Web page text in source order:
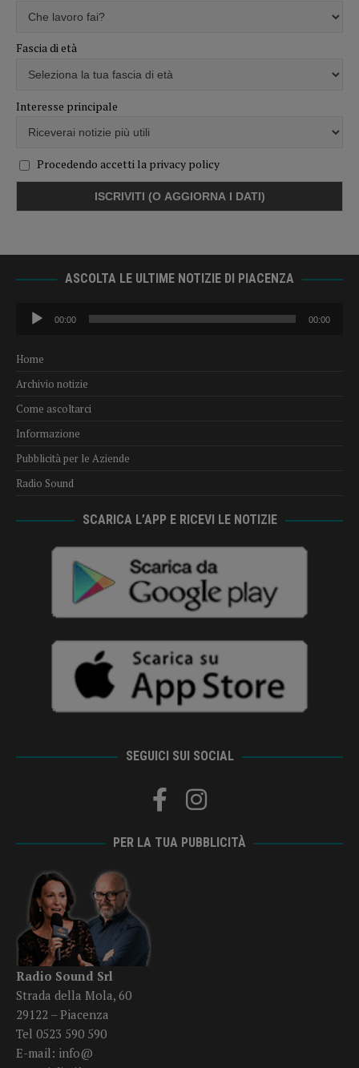
Fascia di età
Interesse principale
Procedendo accetti la privacy policy
ASCOLTA LE ULTIME NOTIZIE DI PIACENZA
Audio
Player
00:00 00:00
Home
Archivio notizie
Come ascoltarci
Informazione
Pubblicità per le Aziende
Radio Sound
SCARICA L’APP E RICEVI LE NOTIZIE
SEGUICI SUI SOCIAL
PER LA TUA PUBBLICITÀ
Radio Sound Srl
Strada della Mola, 60
29122 – Piacenza
Tel 0523 590 590
E-mail: info@